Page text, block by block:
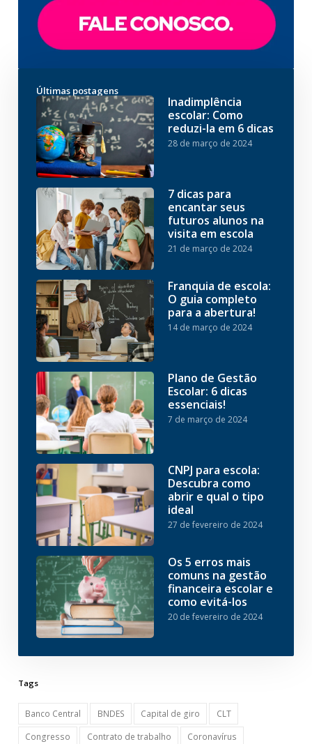
Últimas postagens
Inadimplência
escolar: Como
reduzi-la em 6 dicas
28 de março de 2024
7 dicas para
encantar seus
futuros alunos na
visita em escola
21 de março de 2024
Franquia de escola:
O guia completo
para a abertura!
14 de março de 2024
Plano de Gestão
Escolar: 6 dicas
essenciais!
7 de março de 2024
CNPJ para escola:
Descubra como
abrir e qual o tipo
ideal
27 de fevereiro de 2024
Os 5 erros mais
comuns na gestão
financeira escolar e
como evitá-los
20 de fevereiro de 2024
Tags
Banco Central BNDES Capital de giro
CLT
Congresso
Contrato de trabalho
Coronavírus